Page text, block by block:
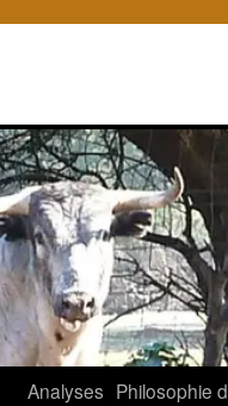
Analyses Philosophie